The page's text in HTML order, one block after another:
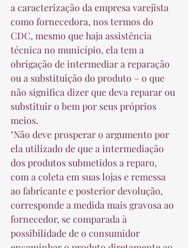
a caracterização da empresa varejista
como fornecedora, nos termos do
CDC, mesmo que haja assistência
técnica no município, ela tem a
obrigação de intermediar a reparação
ou a substituição do produto – o que
não significa dizer que deva reparar ou
substituir o bem por seus próprios
meios.
"Não deve prosperar o argumento por
ela utilizado de que a intermediação
dos produtos submetidos a reparo,
com a coleta em suas lojas e remessa
ao fabricante e posterior devolução,
corresponde a medida mais gravosa ao
fornecedor, se comparada à
possibilidade de o consumidor